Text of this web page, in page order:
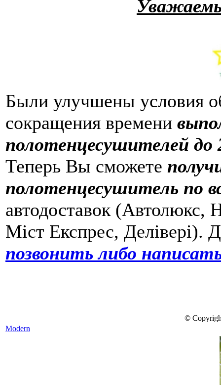
Были улучшены условия
сокращения времени
полотенцесушителей до
Теперь Вы сможете
полотенцесушитель по
автодоставок
Міст Експрес, Делівері).
позвонить либо
©
Modern